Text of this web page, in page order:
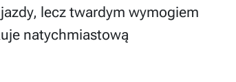
lecz twardym wymogiem
natychmiastową